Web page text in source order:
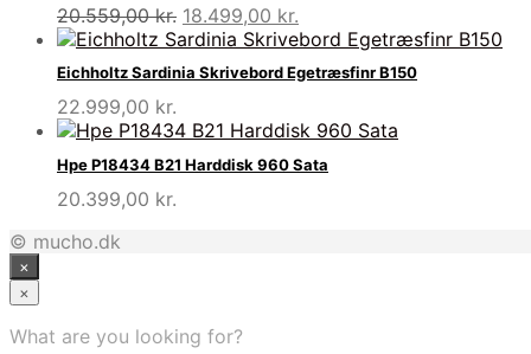
20.559,00kr. Den
oprindelige
pris
var:
18.499,00 kr.
aktuelle
er:
Eichholtz Sardinia Skrivebord Egetræsfinr B150
22.999,00 kr.
Hpe P18434 B21 Harddisk 960 Sata
20.399,00 kr.
© mucho.dk
×
×
What are you looking for?